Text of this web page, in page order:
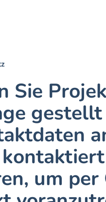
Sie
gestellt
um